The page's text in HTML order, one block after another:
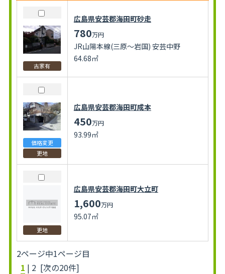
古家有
広島県安芸郡海田町砂走
780万円
JR山陽本線(三原～岩国) 安芸中野
64.68㎡
価格変更
更地
広島県安芸郡海田町成本
450万円
93.99㎡
更地
広島県安芸郡海田町大立町
1,600万円
95.07㎡
2ページ中1ページ目
1 | 2 [次の20件]